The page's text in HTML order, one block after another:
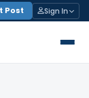
Post Sign In